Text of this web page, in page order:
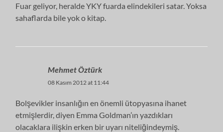
Fuar geliyor, heralde YKY fuarda elindekileri satar. Yoksa
sahaflarda bile yok o kitap.
Mehmet Öztürk
08 Kasım 2012 at 11:44
Bolşevikler insanlığın en önemli ütopyasına ihanet
etmişlerdir, diyen Emma Goldman’ın yazdıkları
olacaklara ilişkin erken bir uyarı niteliğindeymiş.